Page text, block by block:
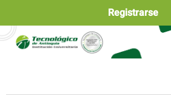
Contenido
principal
Registrarse